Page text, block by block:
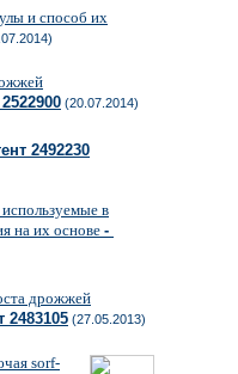
и способ их
(20.07.2014)
2492230
в
на их основе -
дрожжей
2483105 (27.05.2013)
sorf-